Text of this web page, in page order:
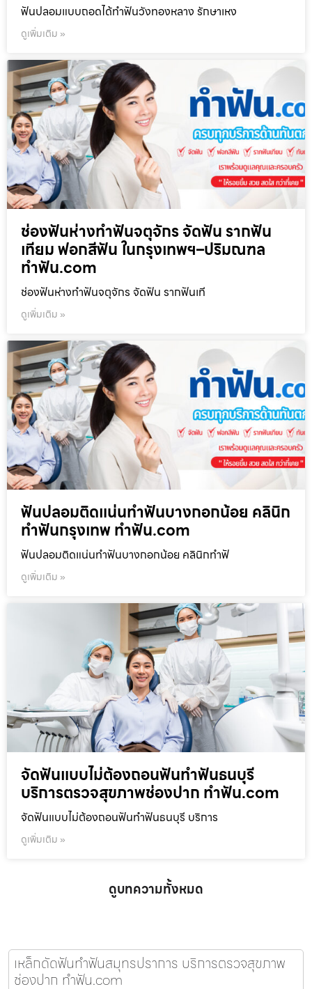
ฟันปลอมแบบถอดได้ทำฟันวังทองหลาง รักษาเหง
ดูเพิ่มเติม »
ช่องฟันห่างทำฟันจตุจักร จัดฟัน รากฟัน
เทียม ฟอกสีฟัน ในกรุงเทพฯ–ปริมณฑล
ทำฟัน.com
ช่องฟันห่างทำฟันจตุจักร จัดฟัน รากฟันเที
ดูเพิ่มเติม »
ฟันปลอมติดแน่นทำฟันบางกอกน้อย คลินิก
ทำฟันกรุงเทพ ทำฟัน.com
ฟันปลอมติดแน่นทำฟันบางกอกน้อย คลินิกทำฟั
ดูเพิ่มเติม »
จัดฟันแบบไม่ต้องถอนฟันทำฟันธนบุรี
บริการตรวจสุขภาพช่องปาก ทำฟัน.com
จัดฟันแบบไม่ต้องถอนฟันทำฟันธนบุรี บริการ
ดูเพิ่มเติม »
ดูบทความทั้งหมด
เหล็กดัดฟันทำฟันสมุทรปราการ บริการตรวจสุขภาพ
ช่องปาก ทำฟัน.com